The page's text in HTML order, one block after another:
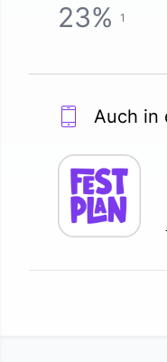
23% 1
Auch in